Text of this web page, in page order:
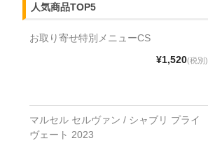
人気商品TOP5
お取り寄せ特別メニューCS
¥1,520(税別)
マルセル セルヴァン / シャブリ プライ
ヴェート 2023